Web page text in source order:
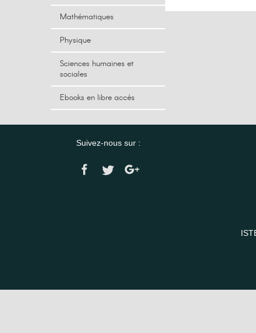
Mathématiques
Physique
Sciences humaines et
sociales
Ebooks en libre accès
Suivez-nous sur :